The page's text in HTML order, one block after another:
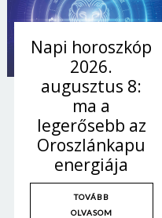
Napi horoszkóp
2026.
augusztus 8:
ma a
legerősebb az
Oroszlánkapu
energiája
TOVÁBB
OLVASOM